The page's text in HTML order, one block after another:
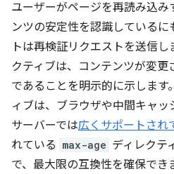
ユーザーがページを再読み込
ンツの安定性を認識している
トは再検証リクエストを送信し
クティブは、コンテンツが変
であることを明示的に示します。
ィブは、ブラウザや中間キャ
サーバーでは広くサポートされ
れている max-age ディレクテ
で、最大限の互換性を確保でき